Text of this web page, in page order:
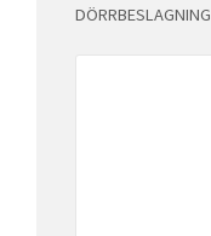
DÖRRBESLAGNING